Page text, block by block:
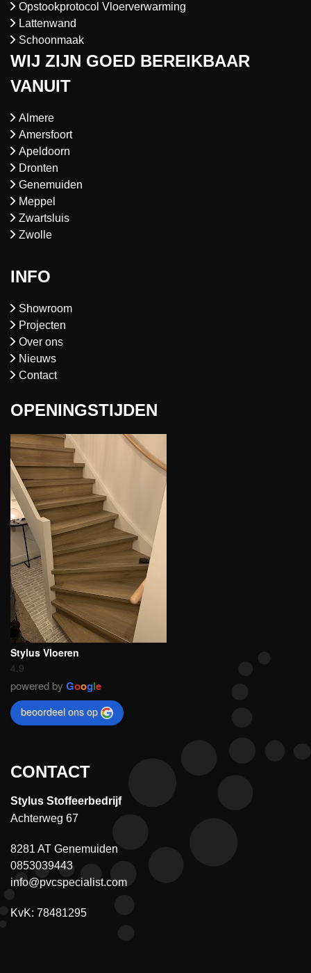
Opstookprotocol Vloerverwarming
Lattenwand
Schoonmaak
WIJ ZIJN GOED BEREIKBAAR
VANUIT
Almere
Amersfoort
Apeldoorn
Dronten
Genemuiden
Meppel
Zwartsluis
Zwolle
INFO
Showroom
Projecten
Over ons
Nieuws
Contact
OPENINGSTIJDEN
Stylus Vloeren
4.9
powered by Google
beoordeel ons op
CONTACT
Stylus Stoffeerbedrijf
Achterweg 67
8281 AT Genemuiden
0853039443
info@pvcspecialist.com
KvK: 78481295